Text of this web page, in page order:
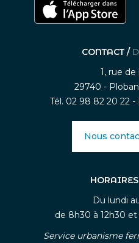
CONTACT /
1, rue de
29740 -
Tél. 02 98 82 20 22
Nous
Du lundi
de 8h30 à 12h30
Service urbanisme